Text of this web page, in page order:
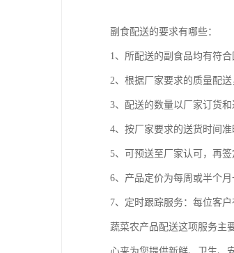
副食配送的要求有哪些：
1、所配送的副食品均有符
2、根据厂家要求的质量配
3、配送的数量以厂家订货和
4、按厂家要求的送货时间准
5、可预送至厂家认可，再
6、产品定价为每周或半个
7、定时跟踪服务：每位客
蔬菜农产品配送这项服务主